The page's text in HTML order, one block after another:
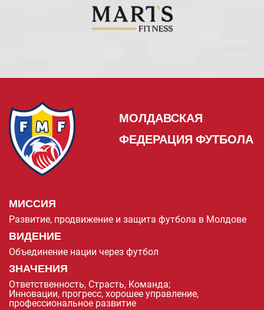
МОЛДАВСКАЯ
ФЕДЕРАЦИЯ ФУТБОЛА
МИССИЯ
Развитие, продвижение и защита футбола в Молдове
ВИДЕНИЕ
Объединение нации через футбол
ЗНАЧЕНИЯ
Ответственность, Страсть, Команда;
Инновации, прогресс, хорошее управление,
профессиональное развитие